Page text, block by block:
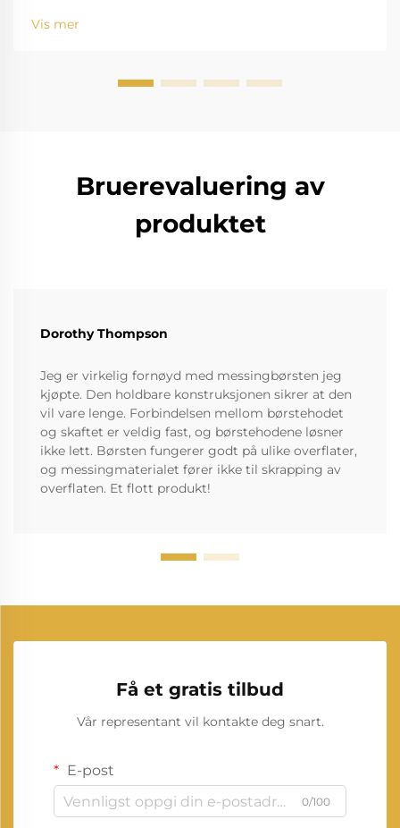
eksempel, er velkjent for å bide seg inn og rive ned
standardinstrumenter. Den høye saltholdigheten
Vis mer
Bruerevaluering av
produktet
Dorothy Thompson
Jeg er virkelig fornøyd med messingbørsten jeg
kjøpte. Den holdbare konstruksjonen sikrer at den
vil vare lenge. Forbindelsen mellom børstehodet
og skaftet er veldig fast, og børstehodene løsner
ikke lett. Børsten fungerer godt på ulike overflater,
og messingmaterialet fører ikke til skrapping av
overflaten. Et flott produkt!
Få et gratis tilbud
Vår representant vil kontakte deg snart.
E-post
0/100